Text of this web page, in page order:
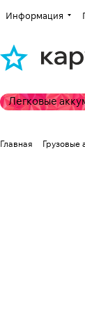
Информация
Легковые
Главная Грузовые